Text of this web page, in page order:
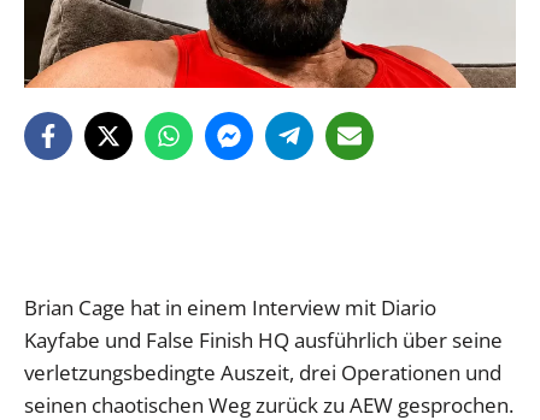
Brian Cage hat in einem Interview mit Diario
Kayfabe und False Finish HQ ausführlich über seine
verletzungsbedingte Auszeit, drei Operationen und
seinen chaotischen Weg zurück zu AEW gesprochen.